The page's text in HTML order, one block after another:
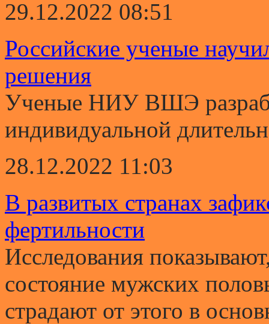
29.12.2022 08:51
Российские ученые
решения
Ученые НИУ ВШЭ
индивидуальной
28.12.2022 11:03
В развитых странах
фертильности
Исследования
состояние мужских
страдают от этого в